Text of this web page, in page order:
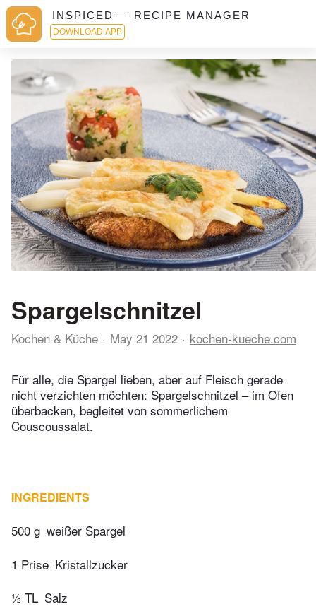
INSPICED — RECIPE MANAGER
DOWNLOAD APP
Spargelschnitzel
Kochen & Küche May 21 2022 kochen-kueche.com
Für alle, die Spargel lieben, aber auf Fleisch gerade
nicht verzichten möchten: Spargelschnitzel – im Ofen
überbacken, begleitet von sommerlichem
Couscoussalat.
INGREDIENTS
500 g weißer Spargel
1 Prise Kristallzucker
½ TL Salz